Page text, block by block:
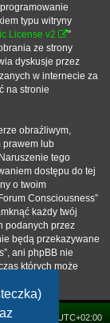
typu witryny
License v2
”
ze strony
dyskusje przez
w internecie za
na stronie
obraźliwym,
prawem lub
tego
dostępu do tej
o twoim
Consciousness”
każdy twój
podanych przez
będą przekazywane
ani phpBB nie
których może
czasowa UTC+02:00